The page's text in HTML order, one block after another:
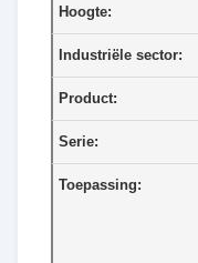
Hoogte:
Industriële sector:
Product:
Serie:
Toepassing: